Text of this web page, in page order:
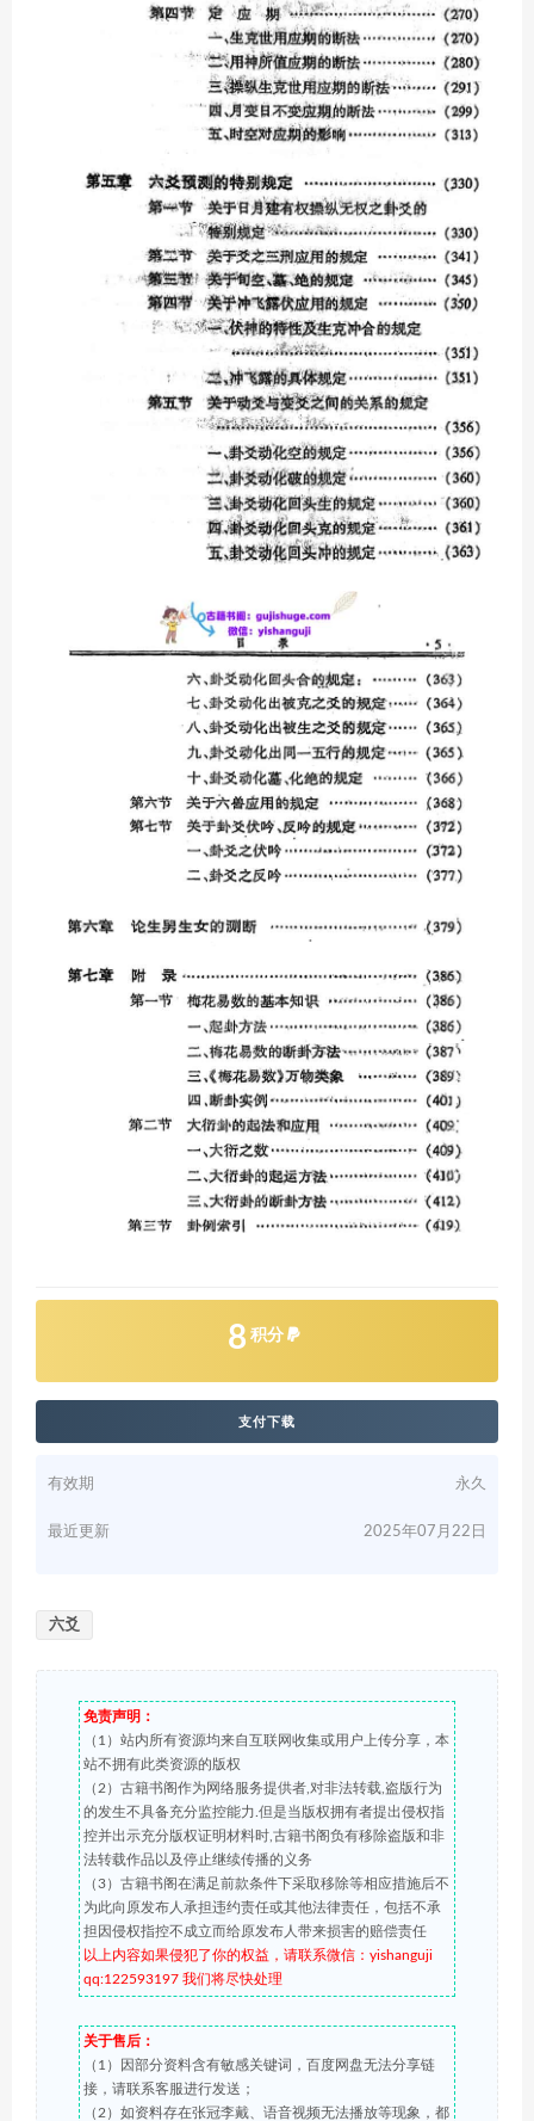
8 积分
支付下载
有效期 永久
最近更新 2025年07月22日
六爻
免责声明：
（1）站内所有资源均来自互联网收集或用户上传分享，本
站不拥有此类资源的版权
（2）古籍书阁作为网络服务提供者,对非法转载,盗版行为
的发生不具备充分监控能力.但是当版权拥有者提出侵权指
控并出示充分版权证明材料时,古籍书阁负有移除盗版和非
法转载作品以及停止继续传播的义务
（3）古籍书阁在满足前款条件下采取移除等相应措施后不
为此向原发布人承担违约责任或其他法律责任，包括不承
担因侵权指控不成立而给原发布人带来损害的赔偿责任
以上内容如果侵犯了你的权益，请联系微信：yishanguji
qq:122593197 我们将尽快处理
关于售后：
（1）因部分资料含有敏感关键词，百度网盘无法分享链
接，请联系客服进行发送；
（2）如资料存在张冠李戴、语音视频无法播放等现象，都